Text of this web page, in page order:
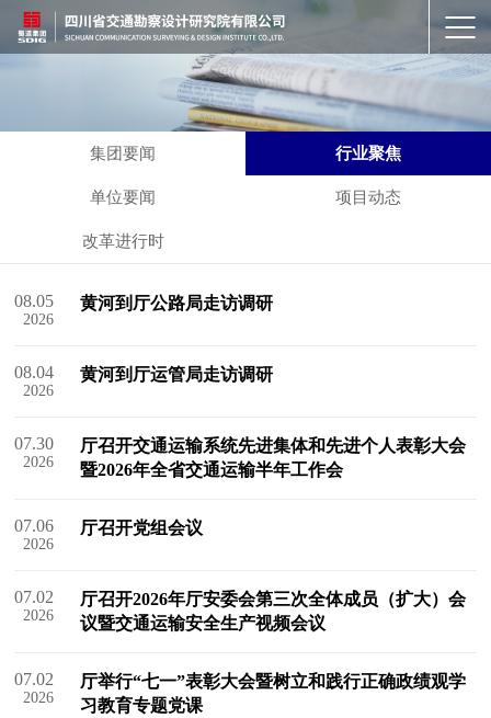
集团要闻 行业聚焦
单位要闻 项目动态
改革进行时
08.05
2026
黄河到厅公路局走访调研
08.04
2026
黄河到厅运管局走访调研
07.30
2026
厅召开交通运输系统先进集体和先进个人表彰大会
暨2026年全省交通运输半年工作会
07.06
2026
厅召开党组会议
07.02
2026
厅召开2026年厅安委会第三次全体成员（扩大）会
议暨交通运输安全生产视频会议
07.02
2026
厅举行“七一”表彰大会暨树立和践行正确政绩观学
习教育专题党课